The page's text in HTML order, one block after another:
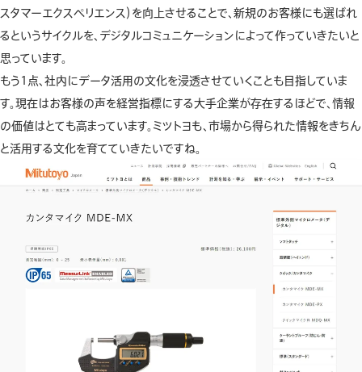
スタマーエクスペリエンス）を向上させることで、新規のお客様にも選ばれ
るというサイクルを、デジタルコミュニケーションによって作っていきたいと
思っています。
もう1点、社内にデータ活用の文化を浸透させていくことも目指していま
す。現在はお客様の声を経営指標にする大手企業が存在するほどで、情報
の価値はとても高まっています。ミツトヨも、市場から得られた情報をきちん
と活用する文化を育てていきたいですね。